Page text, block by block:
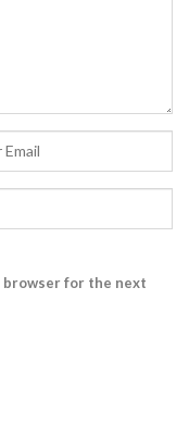
browser for the next